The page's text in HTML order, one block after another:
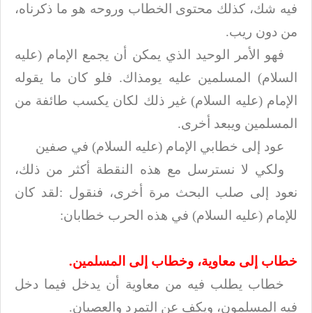
فيه شك، كذلك محتوى الخطاب وروحه هو ما ذكرناه،
من دون ريب.
فهو الأمر الوحيد الذي يمكن أن يجمع الإمام (عليه
السلام) المسلمين عليه يومذاك. فلو كان ما يقوله
الإمام (عليه السلام) غير ذلك لكان يكسب طائفة من
المسلمين ويبعد أخرى.
عود إلى خطابي الإمام (عليه السلام) في صفين
ولكي لا نسترسل مع هذه النقطة أكثر من ذلك،
نعود إلى صلب البحث مرة أخرى، فنقول :لقد كان
للإمام (عليه السلام) في هذه الحرب خطابان:
خطاب إلى معاوية، وخطاب إلى المسلمين.
خطاب يطلب فيه من معاوية أن يدخل فيما دخل
فيه المسلمون، ويكف عن التمرد والعصيان.